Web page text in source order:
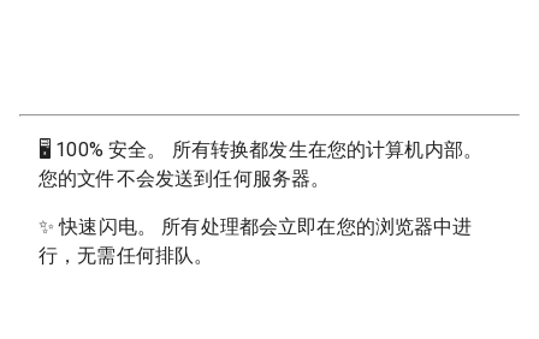
🖥 100% 安全。 所有转换都发生在您的计算机内部。
您的文件不会发送到任何服务器。
✨快速闪电。 所有处理都会立即在您的浏览器中进
行，无需任何排队。